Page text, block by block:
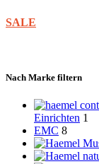
SALE
Nach Marke filtern
Einrichten 1
EMC 8